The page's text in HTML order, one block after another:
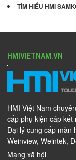
TÌM HIỂU HMI
HMIVIETNAM.VN
HMI Việt Nam
cấp phụ kiện cáp kết
Đại lý cung cấp màn
Weinview, Weintek,
Mạng xã hội